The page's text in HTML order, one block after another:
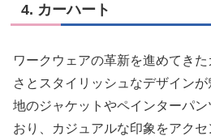
4. カーハート
ワークウェアの革新を進めてき
さとスタイリッシュなデザイン
地のジャケットやペインターパ
おり、カジュアルな印象をアクセ